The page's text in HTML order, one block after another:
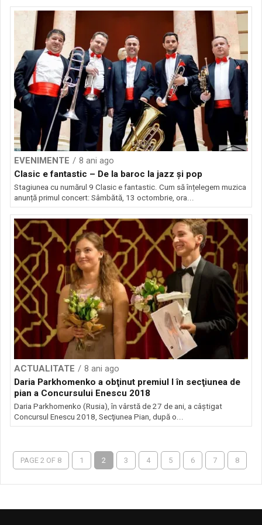
EVENIMENTE
8 ani ago
Clasic e fantastic – De la baroc la jazz și pop
Stagiunea cu numărul 9 Clasic e fantastic. Cum să înțelegem muzica
anunță primul concert: Sâmbătă, 13 octombrie, ora...
ACTUALITATE
8 ani ago
Daria Parkhomenko a obţinut premiul I în secţiunea de
pian a Concursului Enescu 2018
Daria Parkhomenko (Rusia), în vârstă de 27 de ani, a câştigat
Concursul Enescu 2018, Secţiunea Pian, după o...
PAGE 2 OF 8 1 2 3 4 5 6 7 8